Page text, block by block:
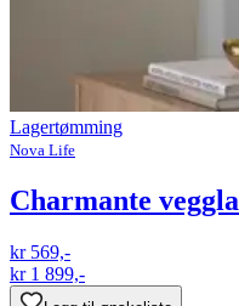
Lagertømming
Nova Life
Charmante
kr 569,-
kr 1 899,-